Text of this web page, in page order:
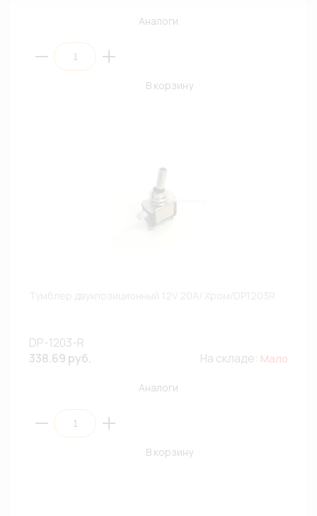
Аналоги
В корзину
DP-1203-R
338.69 руб.
На складе: Мало
Аналоги
В корзину